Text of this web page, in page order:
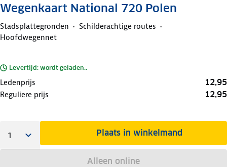
Wegenkaart National 720 Polen
Stadsplattegronden
Schilderachtige routes
Hoofdwegennet
Levertijd: wordt geladen..
Ledenprijs 12,95
Reguliere prijs 12,95
Plaats in winkelmand
Alleen online